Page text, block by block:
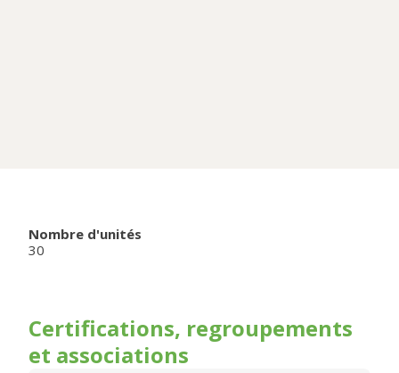
Nombre d'unités
30
Certifications, regroupements
et associations